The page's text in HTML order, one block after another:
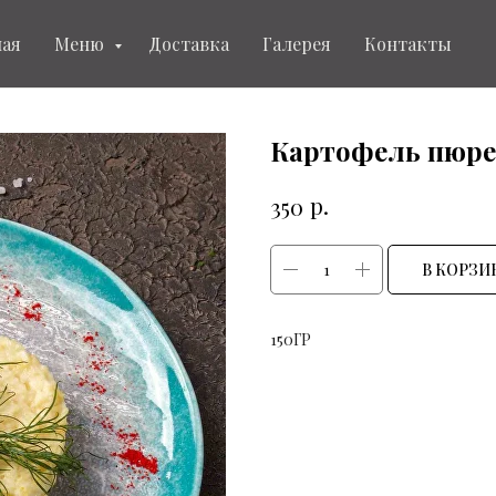
Меню Доставка Галерея Контакты
Картофель пюре
350 р.
В
150ГР